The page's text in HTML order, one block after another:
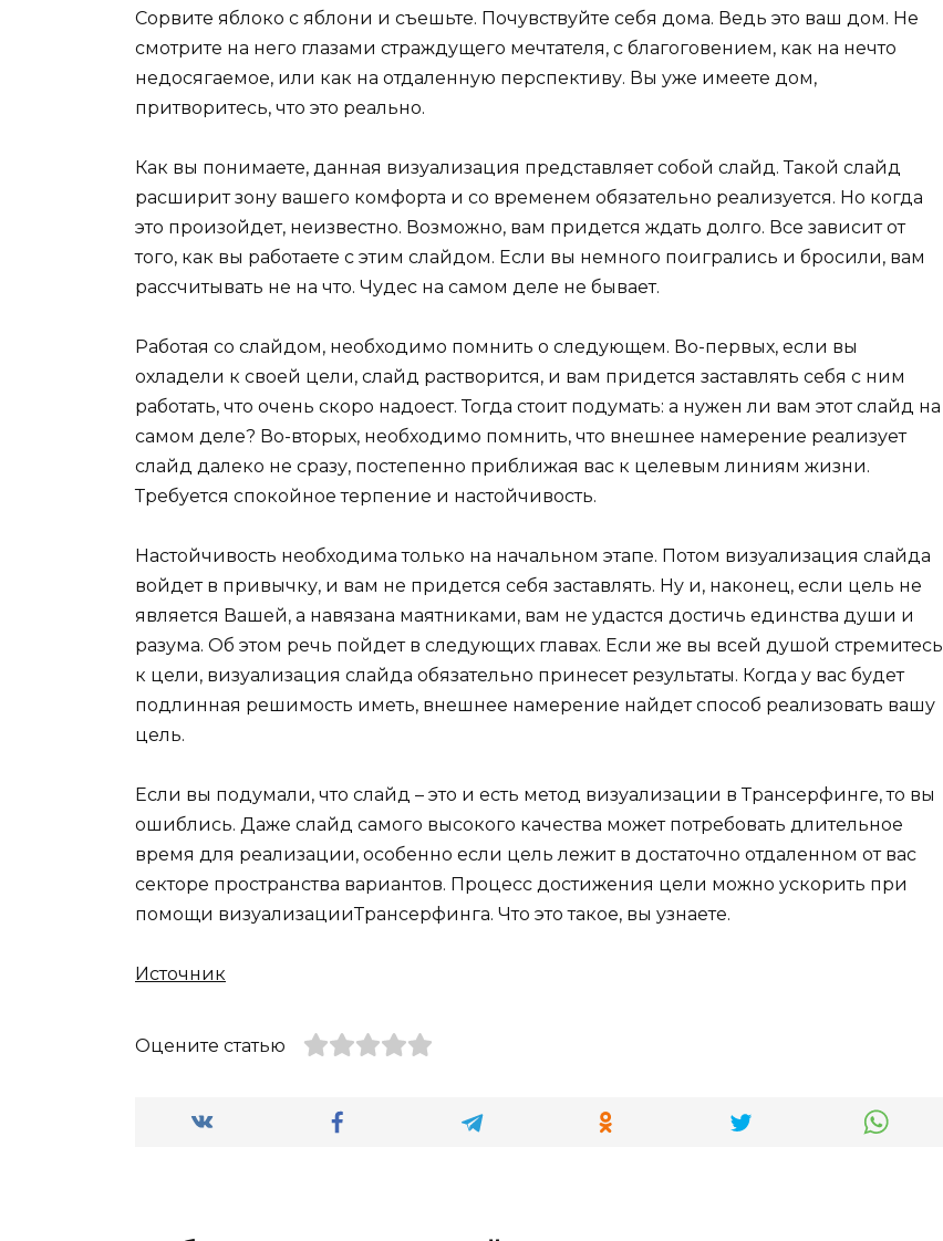
Сорвите яблоко с яблони и съешьте. Почувствуйте себя дома. Ведь это ваш дом. Не
смотрите на него глазами страждущего мечтателя, с благоговением, как на нечто
недосягаемое, или как на отдаленную перспективу. Вы уже имеете дом,
притворитесь, что это реально.
Как вы понимаете, данная визуализация представляет собой слайд. Такой слайд
расширит зону вашего комфорта и со временем обязательно реализуется. Но когда
это произойдет, неизвестно. Возможно, вам придется ждать долго. Все зависит от
того, как вы работаете с этим слайдом. Если вы немного поигрались и бросили, вам
рассчитывать не на что. Чудес на самом деле не бывает.
Работая со слайдом, необходимо помнить о следующем. Во-первых, если вы
охладели к своей цели, слайд растворится, и вам придется заставлять себя с ним
работать, что очень скоро надоест. Тогда стоит подумать: а нужен ли вам этот слайд на
самом деле? Во-вторых, необходимо помнить, что внешнее намерение реализует
слайд далеко не сразу, постепенно приближая вас к целевым линиям жизни.
Требуется спокойное терпение и настойчивость.
Настойчивость необходима только на начальном этапе. Потом визуализация слайда
войдет в привычку, и вам не придется себя заставлять. Ну и, наконец, если цель не
является Вашей, а навязана маятниками, вам не удастся достичь единства души и
разума. Об этом речь пойдет в следующих главах. Если же вы всей душой стремитесь
к цели, визуализация слайда обязательно принесет результаты. Когда у вас будет
подлинная решимость иметь, внешнее намерение найдет способ реализовать вашу
цель.
Если вы подумали, что слайд – это и есть метод визуализации в Трансерфинге, то вы
ошиблись. Даже слайд самого высокого качества может потребовать длительное
время для реализации, особенно если цель лежит в достаточно отдаленном от вас
секторе пространства вариантов. Процесс достижения цели можно ускорить при
помощи визуализацииТрансерфинга. Что это такое, вы узнаете.
Источник
Оцените статью